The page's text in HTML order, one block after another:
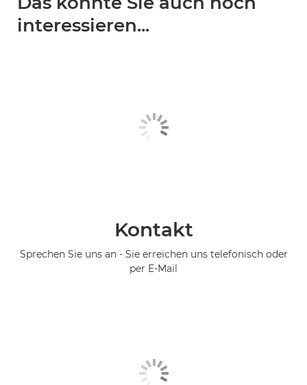
interessieren...
Kontakt
Sprechen Sie uns an - Sie erreichen uns telefonisch oder
per E-Mail